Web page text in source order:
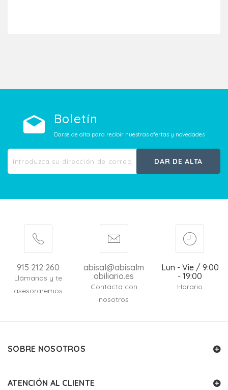
Boletín
Darse de alta para recibir nuestras ofertas y novedades
DAR DE ALTA
915 212 260
Llámanos y te
asesoraremos
abisal@abisalm
obiliario.es
Contacta con
nosotros
Lun - Vie / 9:00
- 19:00
Horario
SOBRE NOSOTROS
ATENCIÓN AL CLIENTE